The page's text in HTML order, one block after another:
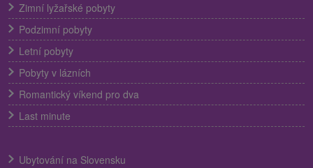
Zimní lyžařské pobyty
Podzimní pobyty
Letní pobyty
Pobyty v lázních
Romantický víkend pro dva
Last minute
Ubytování na Slovensku